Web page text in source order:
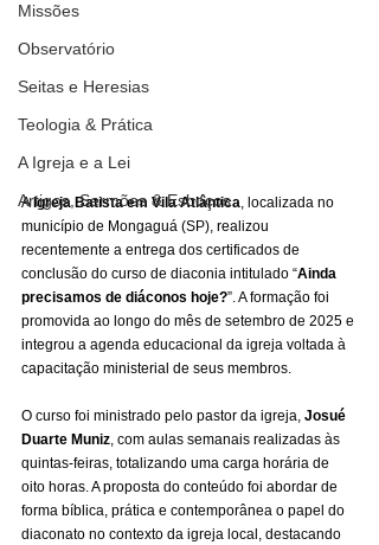
Missões
Observatório
Seitas e Heresias
Teologia & Prática
A Igreja e a Lei
Artigos, Sermões & Esboços
A Igreja Batista em Vila Atlântica, localizada no
município de Mongaguá (SP), realizou
recentemente a entrega dos certificados de
conclusão do curso de diaconia intitulado “Ainda
precisamos de diáconos hoje?”. A formação foi
promovida ao longo do mês de setembro de 2025 e
integrou a agenda educacional da igreja voltada à
capacitação ministerial de seus membros.
O curso foi ministrado pelo pastor da igreja, Josué
Duarte Muniz, com aulas semanais realizadas às
quintas-feiras, totalizando uma carga horária de
oito horas. A proposta do conteúdo foi abordar de
forma bíblica, prática e contemporânea o papel do
diaconato no contexto da igreja local, destacando